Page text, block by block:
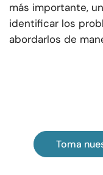
más importante,
identificar los
abordarlos de
Toma